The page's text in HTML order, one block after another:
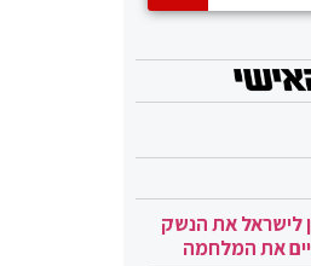
לישראל את הנשק
את המלחמה